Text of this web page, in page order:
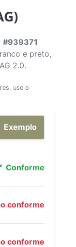
#939371
e preto,
2.0.
use o
Exemplo
Conforme
conforme
conforme